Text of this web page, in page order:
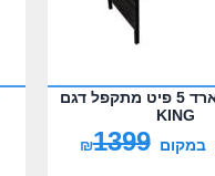
שולחן ביליארד 5 פיט מתקפל דגם
KING
במקום ₪1399